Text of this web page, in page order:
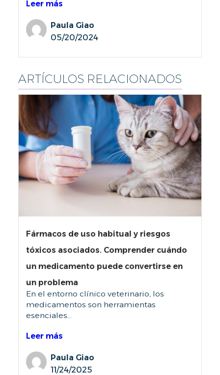
Leer más
Paula Giao
05/20/2024
ARTÍCULOS RELACIONADOS
Fármacos de uso habitual y riesgos
tóxicos asociados. Comprender cuándo
un medicamento puede convertirse en
un problema
En el entorno clínico veterinario, los
medicamentos son herramientas
esenciales...
Leer más
Paula Giao
11/24/2025